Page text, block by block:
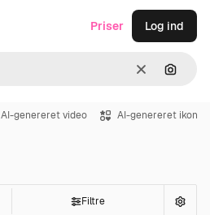
Klar Søg
Priser Log ind
AI-genereret video AI-genereret ikon
Filtre